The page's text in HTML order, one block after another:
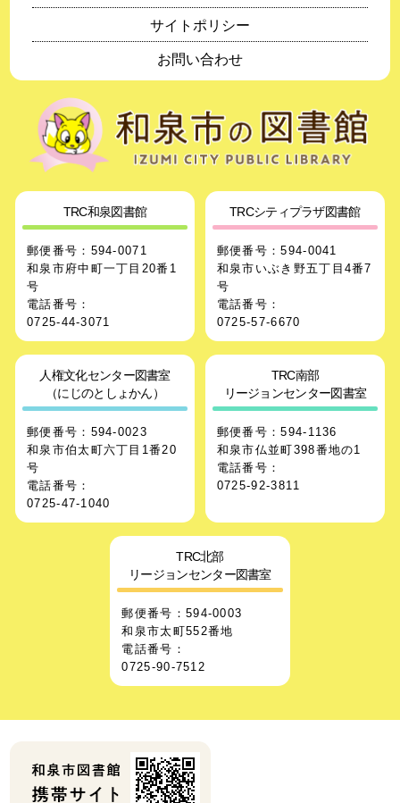
サイトポリシー
お問い合わせ
TRC和泉図書館
郵便番号：594-0071
和泉市府中町一丁目20番1
号
電話番号：
0725-44-3071
TRCシティプラザ図書館
郵便番号：594-0041
和泉市いぶき野五丁目4番7
号
電話番号：
0725-57-6670
人権文化センター図書室
（にじのとしょかん）
郵便番号：594-0023
和泉市伯太町六丁目1番20
号
電話番号：
0725-47-1040
TRC南部
リージョンセンター図書室
郵便番号：594-1136
和泉市仏並町398番地の1
電話番号：
0725-92-3811
TRC北部
リージョンセンター図書室
郵便番号：594-0003
和泉市太町552番地
電話番号：
0725-90-7512